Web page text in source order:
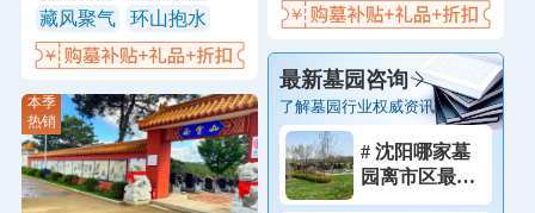
藏风聚气
环山抱水
本季
热销
最新墓园咨询
了解墓园行业权威资讯
# 沈阳哪家墓
园离市区最
近？祭祀不想